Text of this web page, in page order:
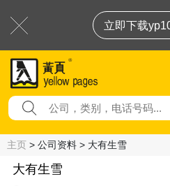
立即下载
主页 > 公司资料 > 大有生雪
大有生雪